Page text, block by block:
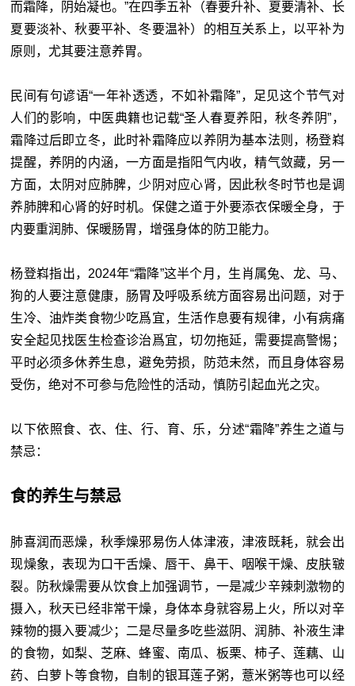
而霜降，阴始凝也。”在四季五补（春要升补、夏要清补、长
夏要淡补、秋要平补、冬要温补）的相互关系上，以平补为
原则，尤其要注意养胃。
民间有句谚语“一年补透透，不如补霜降”，足见这个节气对
人们的影响，中医典籍也记载“圣人春夏养阳，秋冬养阴”，
霜降过后即立冬，此时补霜降应以养阴为基本法则，杨登嵙
提醒，养阴的内涵，一方面是指阳气内收，精气敛藏，另一
方面，太阴对应肺脾，少阴对应心肾，因此秋冬时节也是调
养肺脾和心肾的好时机。保健之道于外要添衣保暖全身，于
内要重润肺、保暖肠胃，增强身体的防卫能力。
杨登嵙指出，2024年“霜降”这半个月，生肖属兔、龙、马、
狗的人要注意健康，肠胃及呼吸系统方面容易出问题，对于
生冷、油炸类食物少吃爲宜，生活作息要有规律，小有病痛
安全起见找医生检查诊治爲宜，切勿拖延，需要提高警惕；
平时必须多休养生息，避免劳损，防范未然，而且身体容易
受伤，绝对不可参与危险性的活动，慎防引起血光之灾。
以下依照食、衣、住、行、育、乐，分述“霜降”养生之道与
禁忌：
食的养生与禁忌
肺喜润而恶燥，秋季燥邪易伤人体津液，津液既耗，就会出
现燥象，表现为口干舌燥、唇干、鼻干、咽喉干燥、皮肤皲
裂。防秋燥需要从饮食上加强调节，一是减少辛辣刺激物的
摄入，秋天已经非常干燥，身体本身就容易上火，所以对辛
辣物的摄入要减少；二是尽量多吃些滋阴、润肺、补液生津
的食物，如梨、芝麻、蜂蜜、南瓜、板栗、柿子、莲藕、山
药、白萝卜等食物，自制的银耳莲子粥，薏米粥等也可以经